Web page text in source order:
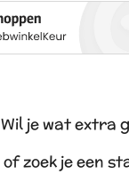
Wil je wat extra
of zoek je een